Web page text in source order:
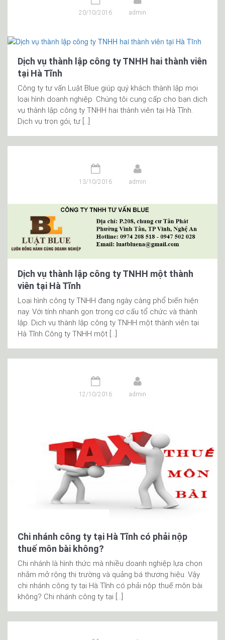
20/10/2016 admin
Dịch vụ thành lập công ty TNHH hai thành viên
tại Hà Tĩnh
Công ty tư vấn Luật Blue giúp quý khách thành lập mọi
loại hình doanh nghiệp. Chúng tôi cung cấp cho bạn dịch
vụ thành lập công ty TNHH hai thành viên tại Hà Tĩnh.
Dịch vụ trọn gói, tư […]
13/10/2016 admin
Dịch vụ thành lập công ty TNHH một thành
viên tại Hà Tĩnh
Loại hình công ty TNHH đang ngày càng phổ biến hiện
nay. Với tính nhanh gọn trong cơ cấu tổ chức và thành
lập. Dịch vụ thành lập công ty TNHH một thành viên tại
Hà Tĩnh Công ty TNHH một […]
12/10/2016 admin
Chi nhánh công ty tại Hà Tĩnh có phải nộp
thuế môn bài không?
Chi nhánh là hình thức mà nhiều doanh nghiệp lựa chọn
nhằm mở rộng thị trường và quảng bá thương hiệu. Vậy
chi nhánh công ty tại Hà Tĩnh có phải nộp thuế môn bài
không? Chi nhánh công ty tại […]